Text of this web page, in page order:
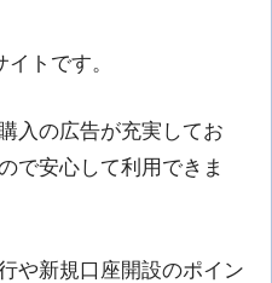
トです。
入の広告が充実してお
で安心して利用できま
や新規口座開設のポイン